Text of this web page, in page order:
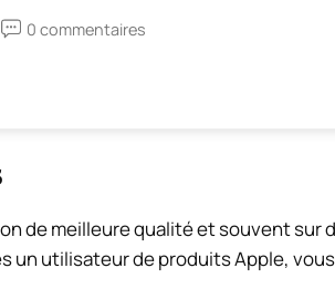
0 commentaires
de meilleure qualité et souvent sur
un utilisateur de produits Apple,